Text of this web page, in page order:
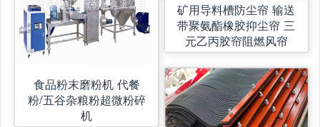
食品粉末磨粉机 代餐
粉/五谷杂粮粉超微粉碎
机
矿用导料槽防尘帘 输送
带聚氨酯橡胶抑尘帘 三
元乙丙胶帘阻燃风帘